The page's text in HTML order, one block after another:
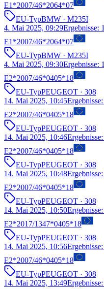
E1*2007/46*2064*07
EU-TypBMW · M235I
4. Mai 2025, 09:29Ergebnisse: 1
E1*2007/46*2064*07
EU-TypBMW · M235I
4. Mai 2025, 09:30Ergebnisse: 1
E2*2007/46*0405*18
EU-TypPEUGEOT · 308
14. Mai 2025, 10:45Ergebnisse:
E2*2007/46*0405*18
EU-TypPEUGEOT · 308
14. Mai 2025, 10:46Ergebnisse:
E2*2007/46*0405*18
EU-TypPEUGEOT · 308
14. Mai 2025, 10:48Ergebnisse:
E2*2007/46*0405*18
EU-TypPEUGEOT · 308
14. Mai 2025, 10:50Ergebnisse:
E2*2017/1347*0405*18
EU-TypPEUGEOT · 308
14. Mai 2025, 10:56Ergebnisse:
E2*2007/46*0405*18
EU-TypPEUGEOT · 308
14. Mai 2025, 13:49Ergebnisse: